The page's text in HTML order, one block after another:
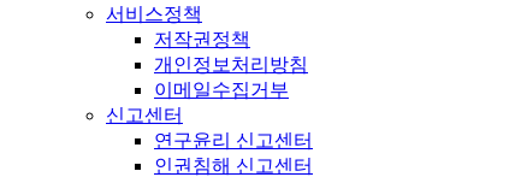
서비스정책
저작권정책
개인정보처리방침
이메일수집거부
신고센터
연구윤리 신고센터
인권침해 신고센터